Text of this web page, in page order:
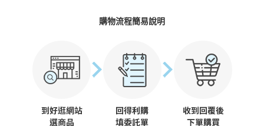
購物流程簡易說明